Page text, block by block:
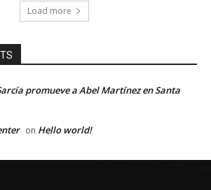
Load more
promueve a Abel Martínez en Santa
on Hello world!